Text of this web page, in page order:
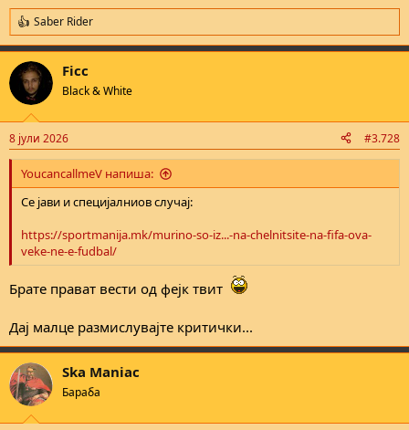
R
e
a
c
i
n
s
:
Saber Rider
Ficc
Black & White
8 јули 2026 #3.728
YoucancallmeV напиша:
Се јави и специјалниов случај:
https://sportmanija.mk/murino-so-iz...-na-chelnitsite-na-fifa-ova-
veke-ne-e-fudbal/
Брате прават вести од фејк твит
Дај малце размислувајте критички...
Ska Maniac
Бараба